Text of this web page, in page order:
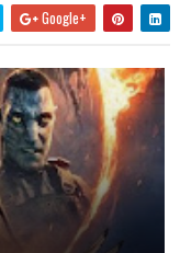
Google+